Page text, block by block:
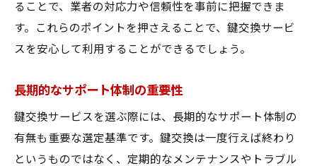
ることで、業者の対応力や信頼性を事前に把握できま
す。これらのポイントを押さえることで、鍵交換サービ
スを安心して利用することができるでしょう。
長期的なサポート体制の重要性
鍵交換サービスを選ぶ際には、長期的なサポート体制の
有無も重要な選定基準です。鍵交換は一度行えば終わり
というものではなく、定期的なメンテナンスやトラブル